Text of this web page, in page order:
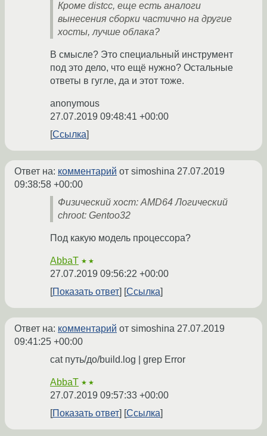
Кроме distcc, еще есть аналоги
вынесения сборки частично на другие
хосты, лучше облака?
В смысле? Это специальный инструмент
под это дело, что ещё нужно? Остальные
ответы в гугле, да и этот тоже.
anonymous
27.07.2019 09:48:41 +00:00
Ссылка
Ответ на: комментарий от simoshina 27.07.2019
09:38:58 +00:00
Физический хост: AMD64 Логический
chroot: Gentoo32
Под какую модель процессора?
AbbaT ★★
27.07.2019 09:56:22 +00:00
Показать ответ
Ссылка
Ответ на: комментарий от simoshina 27.07.2019
09:41:25 +00:00
cat путь/до/build.log | grep Error
AbbaT ★★
27.07.2019 09:57:33 +00:00
Показать ответ
Ссылка